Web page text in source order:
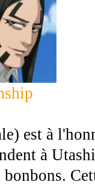
est à
à